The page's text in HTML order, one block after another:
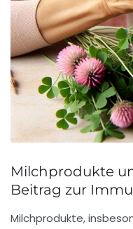
Milchprodukte
Beitrag zur
Milchprodukte,